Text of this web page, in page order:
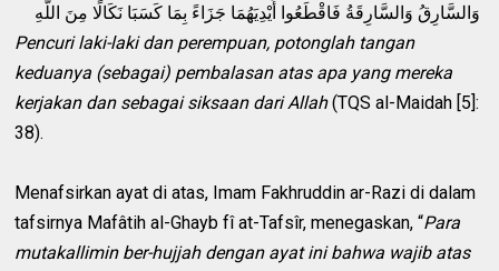
Pencuri laki-laki dan perempuan, potonglah tangan
keduanya (sebagai) pembalasan atas apa yang mereka
kerjakan dan sebagai siksaan dari Allah(TQS al-Maidah [5]:
38).
Menafsirkan ayat di atas, Imam Fakhruddin ar-Razi di dalam
tafsirnya Mafâtih al-Ghayb fî at-Tafsîr, menegaskan, “Para
mutakallimin ber-hujjah dengan ayat ini bahwa wajib atas